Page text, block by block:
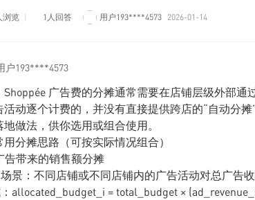
浏览 1人回答 用户193****4573 2026-01-14
户193****4573
Shoppée 广告费的分摊通常需要在店铺层级外部
活动逐个计费的，并没有直接提供跨店的“自动分
地做法，供你选用或组合使用。
分摊思路（可按实际情况组合）
告带来的销售额分摊
景：不同店铺或不同店铺内的广告活动对总广告收
allocated_budget_i = total_budget ×